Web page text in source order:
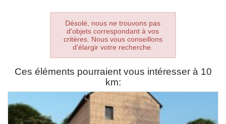
Désolé, nous ne trouvons pas
d'objets correspondant à vos
critères. Nous vous conseillons
d'élargir votre recherche.
Ces éléments pourraient vous intéresser à 10
km: